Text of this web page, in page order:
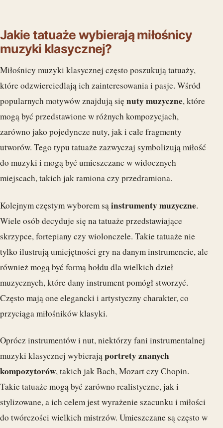
Jakie tatuaże wybierają miłośnicy
muzyki klasycznej?
Miłośnicy muzyki klasycznej często poszukują tatuaży,
które odzwierciedlają ich zainteresowania i pasje. Wśród
popularnych motywów znajdują się nuty muzyczne, które
mogą być przedstawione w różnych kompozycjach,
zarówno jako pojedyncze nuty, jak i całe fragmenty
utworów. Tego typu tatuaże zazwyczaj symbolizują miłość
do muzyki i mogą być umieszczane w widocznych
miejscach, takich jak ramiona czy przedramiona.
Kolejnym częstym wyborem sąinstrumenty muzyczne.
Wiele osób decyduje się na tatuaże przedstawiające
skrzypce, fortepiany czy wiolonczele. Takie tatuaże nie
tylko ilustrują umiejętności gry na danym instrumencie, ale
również mogą być formą hołdu dla wielkich dzieł
muzycznych, które dany instrument pomógł stworzyć.
Często mają one elegancki i artystyczny charakter, co
przyciąga miłośników klasyki.
Oprócz instrumentów i nut, niektórzy fani instrumentalnej
muzyki klasycznej wybierająportrety znanych
kompozytorów, takich jak Bach, Mozart czy Chopin.
Takie tatuaże mogą być zarówno realistyczne, jak i
stylizowane, a ich celem jest wyrażenie szacunku i miłości
do twórczości wielkich mistrzów. Umieszczane są często w